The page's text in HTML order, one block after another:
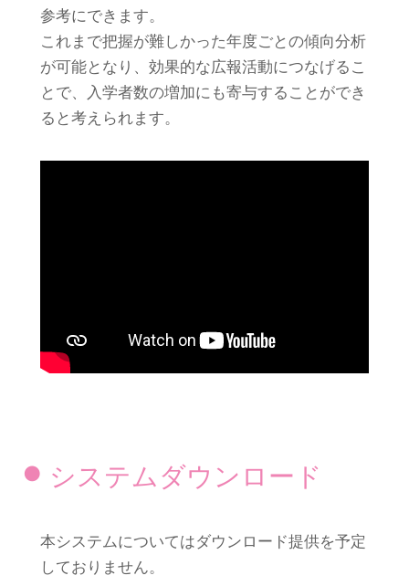
参考にできます。
これまで把握が難しかった年度ごとの傾向分析
が可能となり、効果的な広報活動につなげるこ
とで、入学者数の増加にも寄与することができ
ると考えられます。
システムダウンロード
本システムについてはダウンロード提供を予定
しておりません。